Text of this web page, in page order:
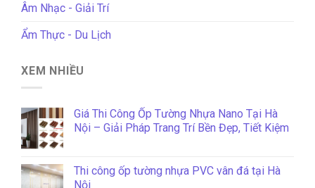
Âm Nhạc - Giải Trí
Ẩm Thực - Du Lịch
XEM NHIỀU
Giá Thi Công Ốp Tường Nhựa Nano Tại Hà
Nội – Giải Pháp Trang Trí Bền Đẹp, Tiết Kiệm
Thi công ốp tường nhựa PVC vân đá tại Hà
Nội